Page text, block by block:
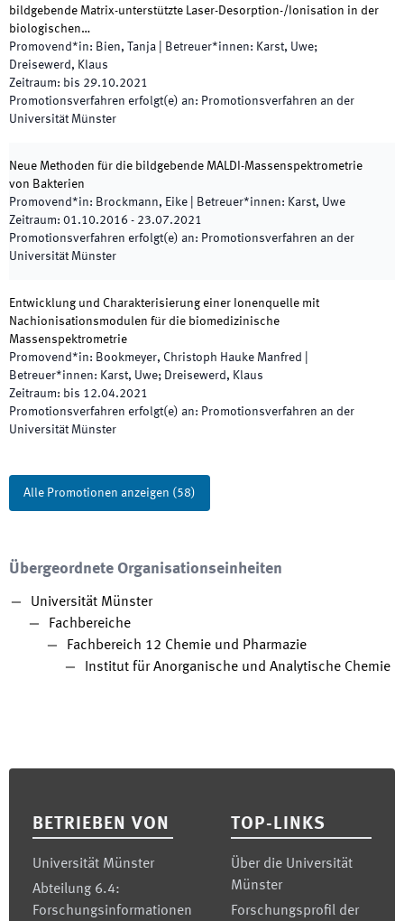
bildgebende Matrix-unterstützte Laser-Desorption-/Ionisation in der
biologischen…
Promovend*in: Bien, Tanja Betreuer*innen: Karst, Uwe;
Dreisewerd, Klaus
Zeitraum: bis 29.10.2021
Promotionsverfahren erfolgt(e) an: Promotionsverfahren an der
Universität Münster
Neue Methoden für die bildgebende MALDI-Massenspektrometrie
von Bakterien
Promovend*in: Brockmann, Eike Betreuer*innen: Karst, Uwe
Zeitraum: 01.10.2016 - 23.07.2021
Promotionsverfahren erfolgt(e) an: Promotionsverfahren an der
Universität Münster
Entwicklung und Charakterisierung einer Ionenquelle mit
Nachionisationsmodulen für die biomedizinische
Massenspektrometrie
Promovend*in: Bookmeyer, Christoph Hauke Manfred
Betreuer*innen: Karst, Uwe; Dreisewerd, Klaus
Zeitraum: bis 12.04.2021
Promotionsverfahren erfolgt(e) an: Promotionsverfahren an der
Universität Münster
Alle Promotionen anzeigen (58)
Übergeordnete Organisationseinheiten
Universität Münster
Fachbereiche
Fachbereich 12 Chemie und Pharmazie
Institut für Anorganische und Analytische Chemie
BETRIEBEN VON
Universität Münster
Abteilung 6.4:
Forschungsinformationen
TOP-LINKS
Über die Universität
Münster
Forschungsprofil der